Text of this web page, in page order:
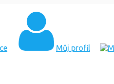
Můj profil